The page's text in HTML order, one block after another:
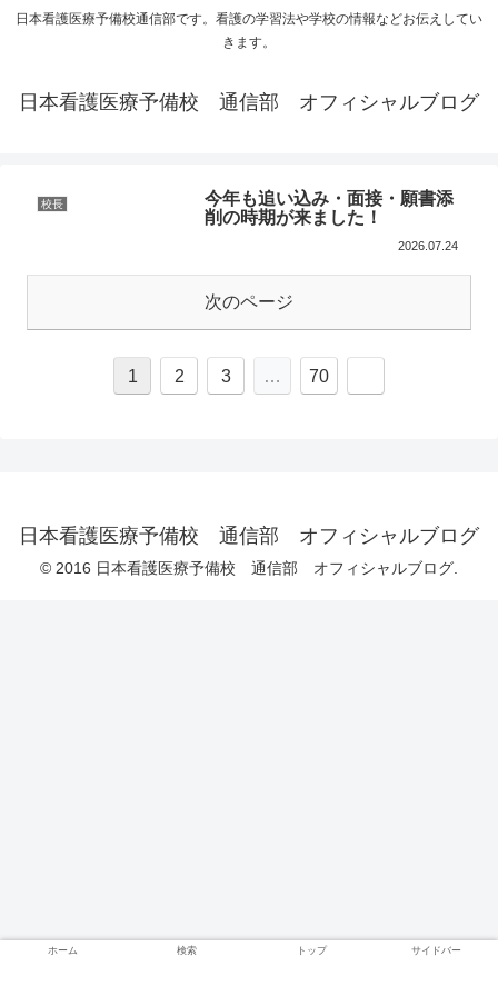
日本看護医療予備校通信部です。看護の学習法や学校の情報などお伝えしてい
きます。
日本看護医療予備校 通信部 オフィシャルブログ
校長
今年も追い込み・面接・願書添
削の時期が来ました！
2026.07.24
次のページ
1 2 3 … 70
日本看護医療予備校 通信部 オフィシャルブログ
© 2016 日本看護医療予備校 通信部 オフィシャルブログ.
ホーム 検索 トップ サイドバー